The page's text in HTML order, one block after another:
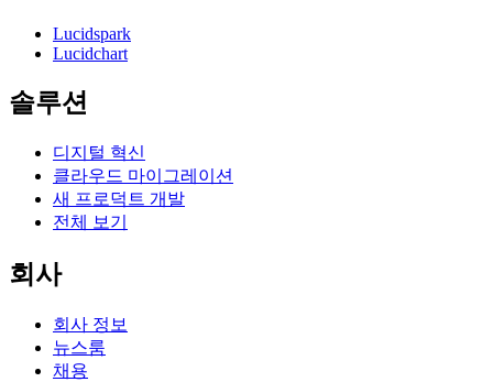
Lucidspark
Lucidchart
솔루션
디지털 혁신
클라우드 마이그레이션
새 프로덕트 개발
전체 보기
회사
회사 정보
뉴스룸
채용